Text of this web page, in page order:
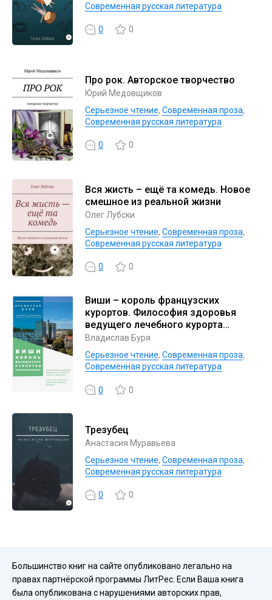
Современная русская литература
0 0
Про рок. Авторское творчество
Юрий Медовщиков
Серьезное чтение, Современная проза,
Современная русская литература
0 0
Вся жисть – ещё та комедь. Новое
смешное из реальной жизни
Олег Лубски
Серьезное чтение, Современная проза,
Современная русская литература
0 0
Виши – король французских
курортов. Философия здоровья
ведущего лечебного курорта
Франции
Владислав Буря
Серьезное чтение, Современная проза,
Современная русская литература
0 0
Трезубец
Анастасия Муравьева
Серьезное чтение, Современная проза,
Современная русская литература
0 0
Большинство книг на сайте опубликовано легально на
правах партнёрской программы ЛитРес. Если Ваша книга
была опубликована с нарушениями авторских прав,